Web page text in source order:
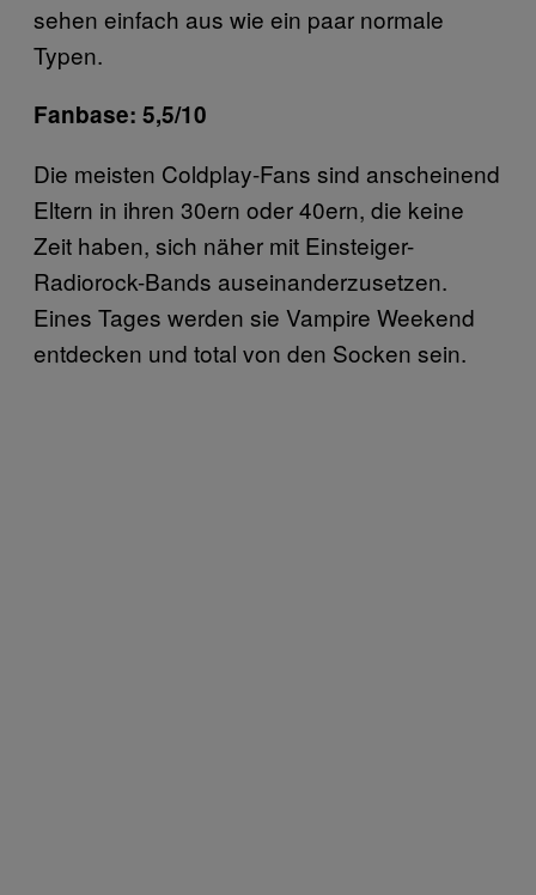
sehen einfach aus wie ein paar normale
Typen.
Fanbase: 5,5/10
Die meisten Coldplay-Fans sind anscheinend
Eltern in ihren 30ern oder 40ern, die keine
Zeit haben, sich näher mit Einsteiger-
Radiorock-Bands auseinanderzusetzen.
Eines Tages werden sie Vampire Weekend
entdecken und total von den Socken sein.